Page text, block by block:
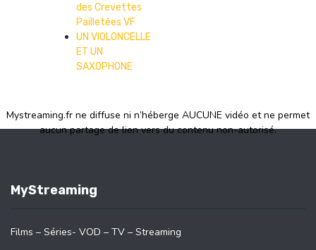
des Crevettes
Pailletées VF
UN VIOLONCELLE
ET UN
SAXOPHONE
Mystreaming.fr ne diffuse ni n’héberge AUCUNE vidéo et ne permet
aucun partage de lien vers du contenu non-autorisé.
MyStreaming
Films – Séries- VOD – TV – Streaming